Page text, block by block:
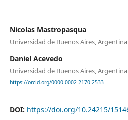
Nicolas Mastropasqua
Universidad de Buenos Aires, Argentina
Daniel Acevedo
Universidad de Buenos Aires, Argentina
https://orcid.org/0000-0002-2170-2533
DOI: https://doi.org/10.24215/